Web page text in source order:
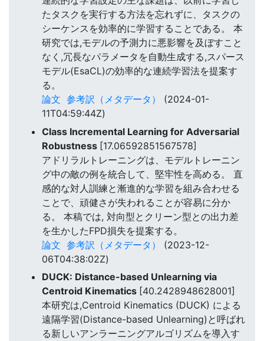
たタスクを実行する方法を忘れずに、タスクの
シーケンスを効率的に学習することである。 本
研究では,モデルの予測力に悪影響を及ぼすこと
なく,冗長なパラメータを自動生成する,スパース
モデル(EsaCL)の効率的な連続学習法を提案す
る。
論文 参考訳（メタデータ）
(2024-01-
11T04:59:44Z)
Class Incremental Learning for Adversarial
Robustness [17.06592851567578]
アドリラルトレーニングは、モデルトレーニン
グ中の敵の例を統合して、堅牢性を高める。 直
感的な対人訓練と漸進的な学習を組み合わせる
ことで、頑健さが失われることが容易に分か
る。 本稿では, 対向型とクリーン型との出力差
を生かしたFPD損失を提案する。
論文 参考訳（メタデータ）
(2023-12-
06T04:38:02Z)
DUCK: Distance-based Unlearning via
Centroid Kinematics [40.2428948628001]
本研究は,Centroid Kinematics (DUCK) による
遠隔学習(Distance-based Unlearning)と呼ばれ
る新しいアンラーニングアルゴリズムを導入す